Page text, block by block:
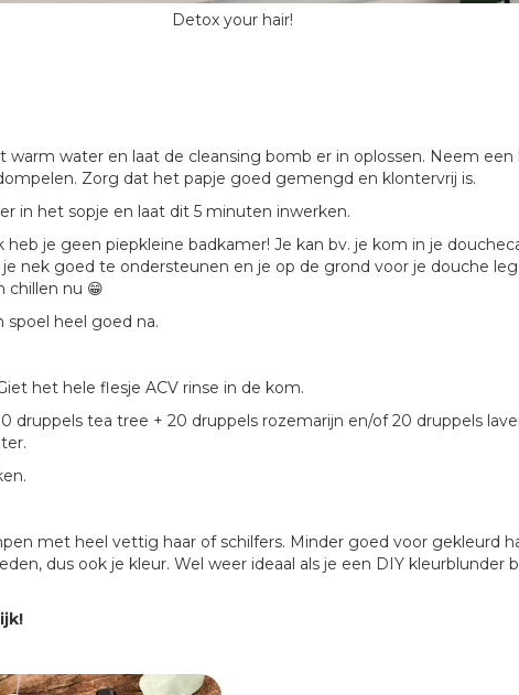
Detox your hair!
water en laat de cleansing bomb er in oplossen. Neem
Zorg dat het papje goed gemengd en klontervrij is.
in het sopje en laat dit 5 minuten inwerken.
heb je geen piepkleine badkamer! Je kan bv. je kom in je
nek goed te ondersteunen en je op de grond voor je douche
chillen nu 😁
spoel heel goed na.
het hele flesje ACV rinse in de kom.
druppels tea tree + 20 druppels rozemarijn en/of 20 druppels
met heel vettig haar of schilfers. Minder goed voor gekleurd
dus ook je kleur. Wel weer ideaal als je een DIY kleurblunder